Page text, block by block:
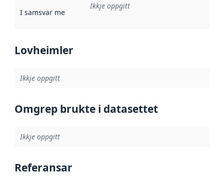
I samsvar med Referanse til ei implementeringsregel eller
Ikkje oppgitt
Lovheimler
Ikkje oppgitt
Omgrep brukte i datasettet
Ikkje oppgitt
Referansar